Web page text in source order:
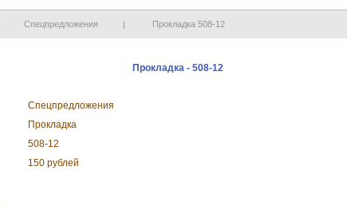
Спецпредложения | Прокладка 508-12
Прокладка - 508-12
Спецпредложения
Прокладка
508-12
150 рублей